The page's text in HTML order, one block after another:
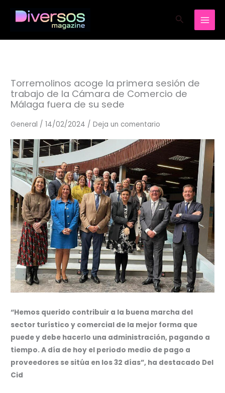
Buscar
Torremolinos acoge la primera sesión de
trabajo de la Cámara de Comercio de
Málaga fuera de su sede
General /14/02/2024 /Deja un comentario
“Hemos querido contribuir a la buena marcha del
sector turístico y comercial de la mejor forma que
puede y debe hacerlo una administración, pagando a
tiempo. A día de hoy el periodo medio de pago a
proveedores se sitúa en los 32 días”, ha destacado Del
Cid